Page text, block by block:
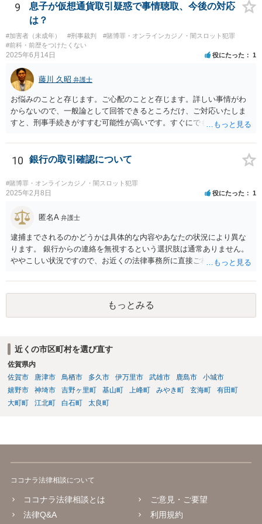
とを明確にしておくことが大切です。また、自治会館の管理者に対
し、参加費の集金を含む利用目的を事前に正確に伝えて了解を得てお
9
息子が仮想通貨取引疑惑で事情聴取、今後の対応
は？
#加害者（未成年） #刑事裁判
#賭博罪・オンラインカジノ・闇スロット犯罪
#前科・前歴をつけたくない
2025年6月14日 役にたった 1
藤川 久昭 弁護士
お悩みのことと存じます。ご心配のことと存じます。詳しい事情がわ
からないので、一般論として回答できるところだけ、ご対応いたしま
すと、刑事手続きがすすむ可能性が高いです。すぐにでも弁護士に直
明するために、良い知恵を得るには必要だからです。刑事問題は早い
対応が不可欠です。すぐにでも、この手の問題に精通した弁護士等
に、ネットではなく直接相談されるのが良いと思われます。良い解決
になりますよう祈念しております。お力になりたいと思います。
10 銀行の取引確認について
#賭博罪・オンラインカジノ・闇スロット犯罪
2025年2月8日 役にたった 1
匿名A 弁護士
逮捕までされるのかどうかは具体的な内容やあなたの状況により異な
ります。 銀行からの連絡を無視するという選択肢は通常ありません。
ややこしい状況ですので、お近くの法律事務所に直接ご相談いただい
もっとみる
近くの市区町村を選び直す
佐賀県内
佐賀市
唐津市 鳥栖市 多久市 伊万里市 武雄市 鹿島市
小城市
嬉野市
神埼市 吉野ヶ里町 基山町 上峰町 みやき町 玄海町
有田町
大町町
江北町 白石町 太良町
ココナラ法律相談について
ココナラ法律相談とは
法律Q&A
ご意見・ご要望
利用規約